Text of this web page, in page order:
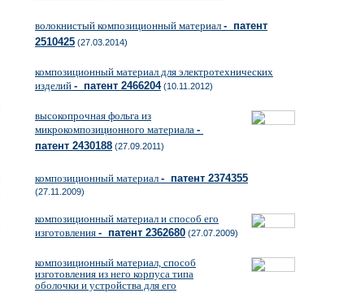
волокнистый композиционный материал - патент
2510425 (27.03.2014)
композиционный материал для электротехнических
изделий - патент 2466204(10.11.2012)
высокопрочная фольга из
микрокомпозиционного материала -
патент 2430188 (27.09.2011)
композиционный материал - патент 2374355
(27.11.2009)
композиционный материал и способ его
изготовления - патент 2362680 (27.07.2009)
композиционный материал, способ
изготовления из него корпуса типа
оболочки и устройства для его